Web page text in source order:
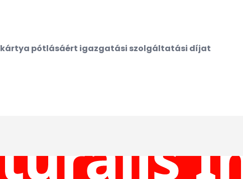
pótlásáért igazgatási szolgáltatási díjat